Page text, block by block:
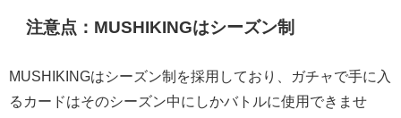
注意点：MUSHIKINGはシーズン制
MUSHIKINGはシーズン制を採用しており、ガチャで手に入
るカードはそのシーズン中にしかバトルに使用できませ